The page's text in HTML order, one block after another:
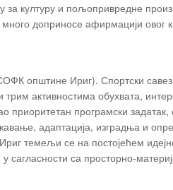
за културу и пољопривредне
доприносе афирмацији овог
општине Ириг). Спортски
активностима обухвата,
приоритетан програмски задатак,
адаптација, изградња и
темељи се на постојећем
у сагласности са просторно-